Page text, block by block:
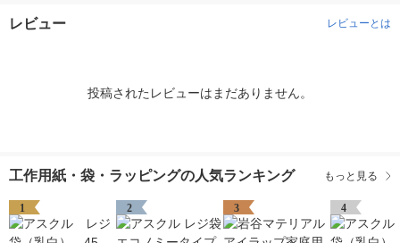
レビュー レビューとは
投稿されたレビューはまだありません。
工作用紙・袋・ラッピングの人気ランキング もっと見る
1 2 3 4